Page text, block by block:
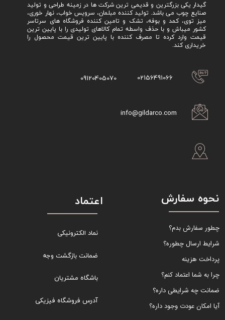
گیدار یکی بزرگترین و قدیمی ترین شرکت ها در زمینه طراحی و تولید
صنایع چوب می باشد. تولید کننده مبلمان، سرویس خواب، نهار خوری،
میز توی، کمد و بوفه، تشک و تامین کننده فروشگاه های سرتاسر
کشور میباش و با حذف واسطه تمام کالاهای تولیدی را با پایین ترین
قیمت وارد کرده تا مصرف کننده با پایین ترین قیمت محصول را
خریداری کند.
02156491066
09120405070
info@gildarco.com
نحوه سفارش
چطور سفارش بدم؟
شرایط ارسال چطوره؟
پرداخت هزینه
چرا به شما اعتماد کنم؟
ضمانت چه شرایطی داره؟
آیا امکان عودت وجود داره؟
اعتماد
نماد الکترونیکی
ضمانت بازگشت وجه
باشگاه مشتریان
آدرس فروشگاه فیزیکی